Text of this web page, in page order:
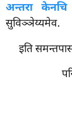
अन्तरा केनचि
सुविञ्ञेय्यमेव.
इति